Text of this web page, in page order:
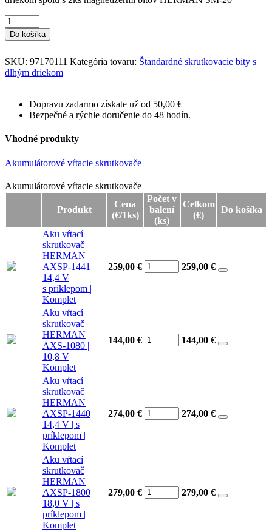
Do košíka
SKU: 97170111 Kategória tovaru: Štandardné skrutkovacie bity s
dlhým driekom
Dopravu zadarmo získate už od 50,00 €
Bezpečné a rýchle doručenie do 48 hodín.
Vhodné produkty
Akumulátorové vŕtacie skrutkovače
Akumulátorové vŕtacie skrutkovače
Akumulátorové vŕtacie skrutkovače
Produkt
Cena
(€/1ks)
Počet v
balení
(ks)
Celkom
(€)
Do košíka
Aku vŕtací
skrutkovač
HERMAN
AXSP-1441 |
14,4 V
s príklepom |
Komplet
259,00 € 259,00 €
Aku vŕtací
skrutkovač
HERMAN
AXS-1080 |
10,8 V
Komplet
144,00 € 144,00 €
Aku vŕtací
skrutkovač
HERMAN
AXSP-1440
14,4 V | s
príklepom |
Komplet
274,00 € 274,00 €
Aku vŕtací
skrutkovač
HERMAN
AXSP-1800
18,0 V | s
príklepom |
Komplet
279,00 € 279,00 €